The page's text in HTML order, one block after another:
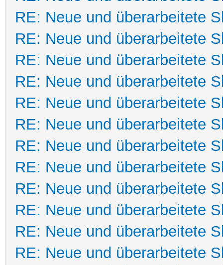
RE: Neue und überarbeitete
RE: Neue und überarbeitete
RE: Neue und überarbeitete
RE: Neue und überarbeitete
RE: Neue und überarbeitete
RE: Neue und überarbeitete
RE: Neue und überarbeitete
RE: Neue und überarbeitete
RE: Neue und überarbeitete
RE: Neue und überarbeitete
RE: Neue und überarbeitete
RE: Neue und überarbeitete